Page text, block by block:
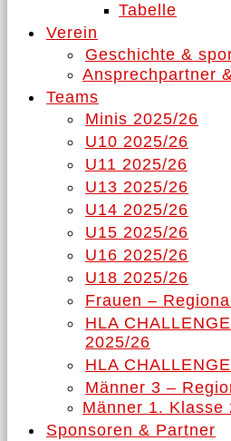
Tabelle
Verein
Geschichte &
Ansprechpartner
Teams
Minis 2025/26
U10 2025/26
U11 2025/26
U13 2025/26
U14 2025/26
U15 2025/26
U16 2025/26
U18 2025/26
Frauen –
HLA
2025/26
HLA
Männer 3 –
Männer 1. Klasse
Sponsoren & Partner